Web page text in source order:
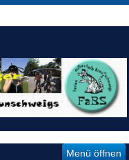
Menü öffnen